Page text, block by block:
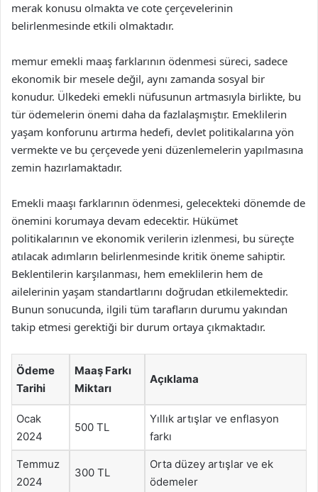
merak konusu olmakta ve cote çerçevelerinin
belirlenmesinde etkili olmaktadır.
memur emekli maaş farklarının ödenmesi süreci, sadece
ekonomik bir mesele değil, aynı zamanda sosyal bir
konudur. Ülkedeki emekli nüfusunun artmasıyla birlikte, bu
tür ödemelerin önemi daha da fazlalaşmıştır. Emeklilerin
yaşam konforunu artırma hedefi, devlet politikalarına yön
vermekte ve bu çerçevede yeni düzenlemelerin yapılmasına
zemin hazırlamaktadır.
Emekli maaşı farklarının ödenmesi, gelecekteki dönemde de
önemini korumaya devam edecektir. Hükümet
politikalarının ve ekonomik verilerin izlenmesi, bu süreçte
atılacak adımların belirlenmesinde kritik öneme sahiptir.
Beklentilerin karşılanması, hem emeklilerin hem de
ailelerinin yaşam standartlarını doğrudan etkilemektedir.
Bunun sonucunda, ilgili tüm tarafların durumu yakından
takip etmesi gerektiği bir durum ortaya çıkmaktadır.
Ödeme
Tarihi
Maaş Farkı
Miktarı
Açıklama
Ocak
2024
500 TL
Yıllık artışlar ve enflasyon
farkı
Temmuz
2024
300 TL
Orta düzey artışlar ve ek
ödemeler